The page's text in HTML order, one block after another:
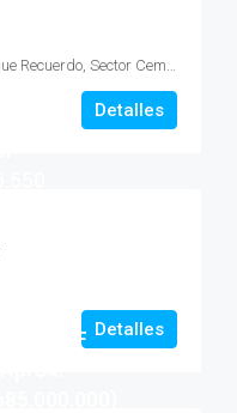
Calle Manuel Castillo Nº1981, Parque Recuerdo, Sector Cementerio
Detalles
Detalles
16.500 UF